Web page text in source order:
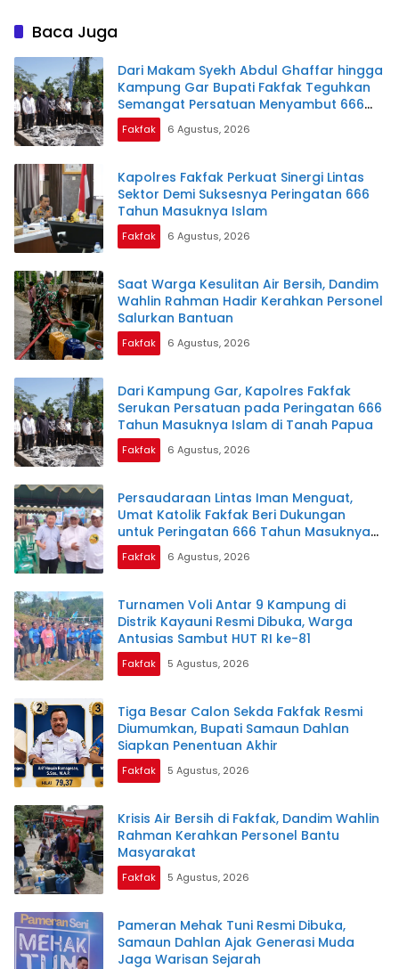
Baca Juga
Dari Makam Syekh Abdul Ghaffar hingga
Kampung Gar Bupati Fakfak Teguhkan
Semangat Persatuan Menyambut 666
Tahun Islam
Fakfak 6 Agustus, 2026
Kapolres Fakfak Perkuat Sinergi Lintas
Sektor Demi Suksesnya Peringatan 666
Tahun Masuknya Islam
Fakfak 6 Agustus, 2026
Saat Warga Kesulitan Air Bersih, Dandim
Wahlin Rahman Hadir Kerahkan Personel
Salurkan Bantuan
Fakfak 6 Agustus, 2026
Dari Kampung Gar, Kapolres Fakfak
Serukan Persatuan pada Peringatan 666
Tahun Masuknya Islam di Tanah Papua
Fakfak 6 Agustus, 2026
Persaudaraan Lintas Iman Menguat,
Umat Katolik Fakfak Beri Dukungan
untuk Peringatan 666 Tahun Masuknya
Islam di Tanah Papua
Fakfak 6 Agustus, 2026
Turnamen Voli Antar 9 Kampung di
Distrik Kayauni Resmi Dibuka, Warga
Antusias Sambut HUT RI ke-81
Fakfak 5 Agustus, 2026
Tiga Besar Calon Sekda Fakfak Resmi
Diumumkan, Bupati Samaun Dahlan
Siapkan Penentuan Akhir
Fakfak 5 Agustus, 2026
Krisis Air Bersih di Fakfak, Dandim Wahlin
Rahman Kerahkan Personel Bantu
Masyarakat
Fakfak 5 Agustus, 2026
Pameran Mehak Tuni Resmi Dibuka,
Samaun Dahlan Ajak Generasi Muda
Jaga Warisan Sejarah